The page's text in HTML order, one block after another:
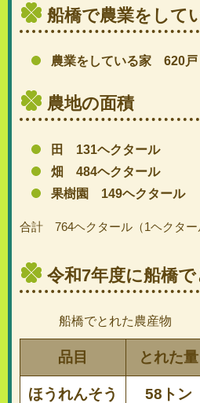
船橋で農業をして
農業をしている家 620戸
農地の面積
田 131ヘクタール
畑 484ヘクタール
果樹園 149ヘクタール
合計 764ヘクタール（1ヘクター
令和7年度に船橋
船橋でとれた農産物
品目 とれた量
ほうれんそう 58トン